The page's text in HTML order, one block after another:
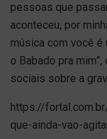
pessoas que
aconteceu, por
música com você é
o Babado pra
sociais sobre a
https://
que-ainda-vao-